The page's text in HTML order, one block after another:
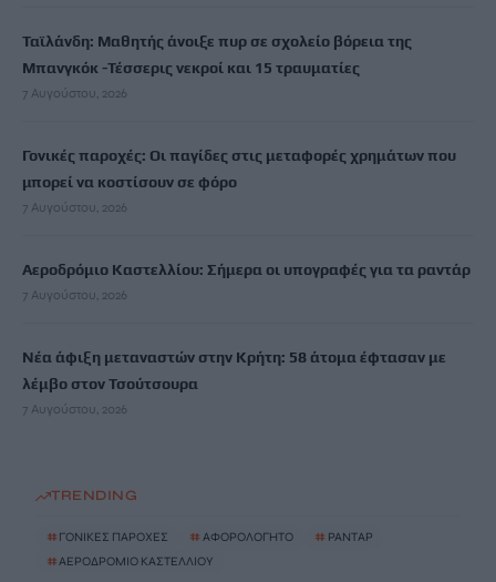
Ταϊλάνδη: Μαθητής άνοιξε πυρ σε σχολείο βόρεια της
Μπανγκόκ -Τέσσερις νεκροί και 15 τραυματίες
7 Αυγούστου, 2026
Γονικές παροχές: Οι παγίδες στις μεταφορές χρημάτων που
μπορεί να κοστίσουν σε φόρο
7 Αυγούστου, 2026
Αεροδρόμιο Καστελλίου: Σήμερα οι υπογραφές για τα ραντάρ
7 Αυγούστου, 2026
Νέα άφιξη μεταναστών στην Κρήτη: 58 άτομα έφτασαν με
λέμβο στον Τσούτσουρα
7 Αυγούστου, 2026
TRENDING
# ΓΟΝΙΚΕΣ ΠΑΡΟΧΕΣ # ΑΦΟΡΟΛΟΓΗΤΟ # ΡΑΝΤΑΡ
#ΑΕΡΟΔΡΟΜΙΟ ΚΑΣΤΕΛΛΙΟΥ